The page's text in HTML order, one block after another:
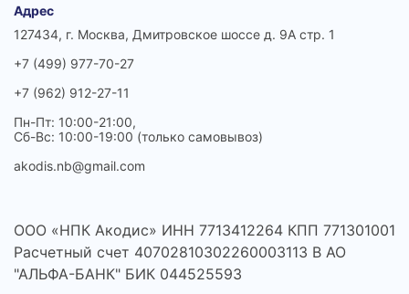
Адрес
127434, г. Москва, Дмитровское шоссе д. 9А стр. 1
+7 (499) 977-70-27
+7 (962) 912-27-11
Пн-Пт: 10:00-21:00,
Сб-Вс: 10:00-19:00 (только самовывоз)
akodis.nb@gmail.com
ООО «НПК Акодис» ИНН 7713412264 КПП 771301001
Расчетный счет 40702810302260003113 В АО
"АЛЬФА-БАНК" БИК 044525593